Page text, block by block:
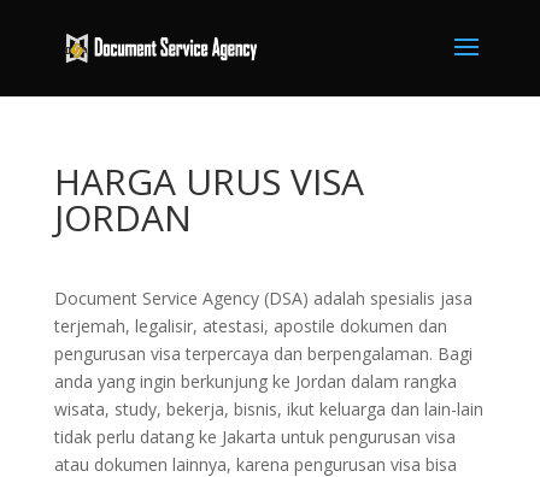
HARGA URUS VISA
JORDAN
Document Service Agency (DSA) adalah spesialis jasa
terjemah, legalisir, atestasi, apostile dokumen dan
pengurusan visa terpercaya dan berpengalaman. Bagi
anda yang ingin berkunjung ke Jordan dalam rangka
wisata, study, bekerja, bisnis, ikut keluarga dan lain-lain
tidak perlu datang ke Jakarta untuk pengurusan visa
atau dokumen lainnya, karena pengurusan visa bisa